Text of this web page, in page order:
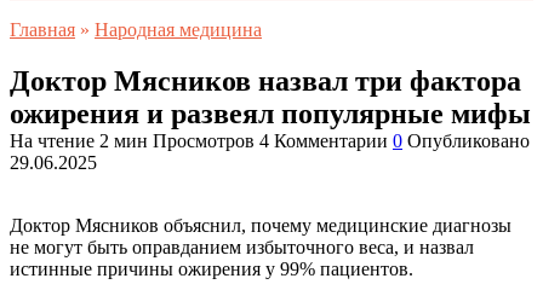
Главная » Народная медицина
Доктор Мясников назвал три фактора
ожирения и развеял популярные мифы
На чтение 2 мин Просмотров 4 Комментарии 0 Опубликовано
29.06.2025
Доктор Мясников объяснил, почему медицинские диагнозы
не могут быть оправданием избыточного веса, и назвал
истинные причины ожирения у 99% пациентов.